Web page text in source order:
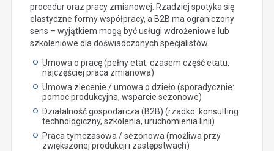
procedur oraz pracy zmianowej. Rzadziej spotyka się
elastyczne formy współpracy, a B2B ma ograniczony
sens – wyjątkiem mogą być usługi wdrożeniowe lub
szkoleniowe dla doświadczonych specjalistów.
Umowa o pracę (pełny etat; czasem część etatu,
najczęściej praca zmianowa)
Umowa zlecenie / umowa o dzieło (sporadycznie:
pomoc produkcyjna, wsparcie sezonowe)
Działalność gospodarcza (B2B) (rzadko: konsulting
technologiczny, szkolenia, uruchomienia linii)
Praca tymczasowa / sezonowa (możliwa przy
zwiększonej produkcji i zastępstwach)